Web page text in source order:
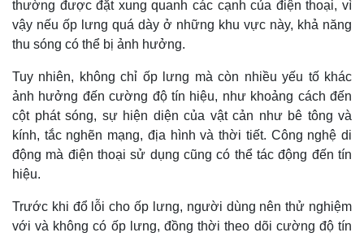
thường được đặt xung quanh các cạnh của điện thoại, vì
vậy nếu ốp lưng quá dày ở những khu vực này, khả năng
thu sóng có thể bị ảnh hưởng.
Tuy nhiên, không chỉ ốp lưng mà còn nhiều yếu tố khác
ảnh hưởng đến cường độ tín hiệu, như khoảng cách đến
cột phát sóng, sự hiện diện của vật cản như bê tông và
kính, tắc nghẽn mạng, địa hình và thời tiết. Công nghệ di
động mà điện thoại sử dụng cũng có thể tác động đến tín
hiệu.
Trước khi đổ lỗi cho ốp lưng, người dùng nên thử nghiệm
với và không có ốp lưng, đồng thời theo dõi cường độ tín